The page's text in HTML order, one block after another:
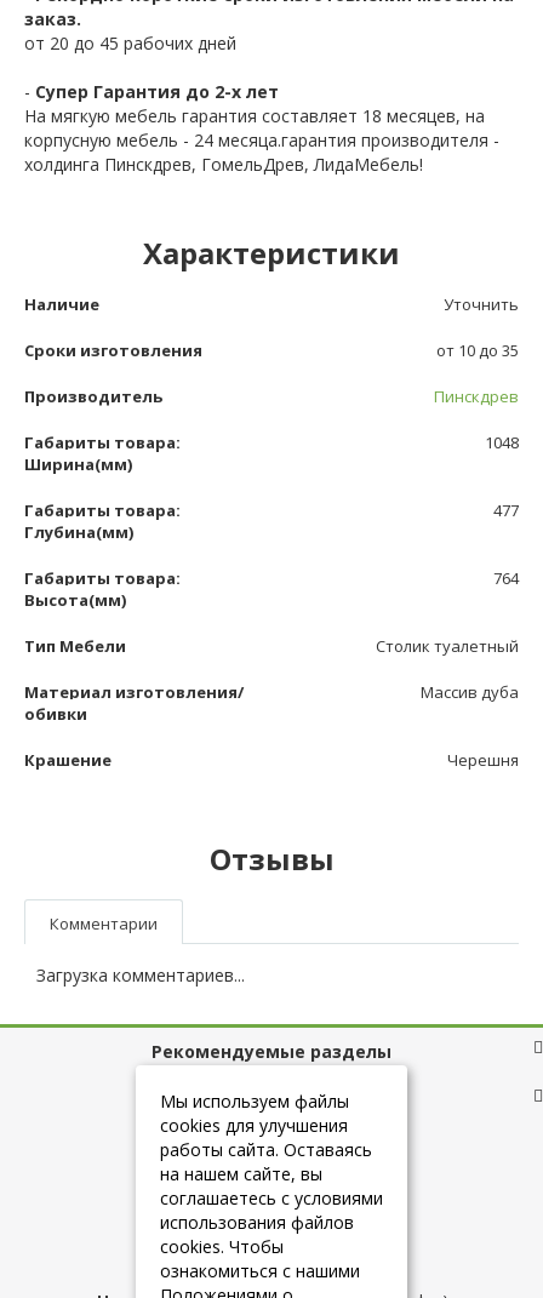
заказ.
от 20 до 45 рабочих дней
- Супер Гарантия до 2-х лет
На мягкую мебель гарантия составляет 18 месяцев, на
корпусную мебель - 24 месяца.гарантия производителя -
холдинга Пинскдрев, ГомельДрев, ЛидаМебель!
Характеристики
Наличие Уточнить
Сроки изготовления от 10 до 35
Производитель Пинскдрев
Габариты товара:
Ширина(мм)
1048
Габариты товара:
Глубина(мм)
477
Габариты товара:
Высота(мм)
764
Тип Мебели Столик туалетный
Материал изготовления/
обивки
Массив дуба
Крашение Черешня
Отзывы
Комментарии
Загрузка комментариев...
Рекомендуемые разделы
Полезные ссылки
+7 (925) 084-10-60
Мы используем файлы
cookies для улучшения
работы сайта. Оставаясь
на нашем сайте, вы
соглашаетесь с условиями
использования файлов
cookies. Чтобы
ознакомиться с нашими